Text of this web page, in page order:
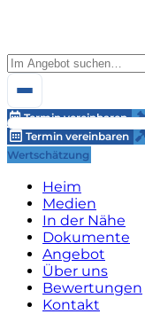
Termin vereinbaren
Termin vereinbaren
Wertschätzung
Heim
Medien
In der Nähe
Dokumente
Angebot
Über uns
Bewertungen
Kontakt